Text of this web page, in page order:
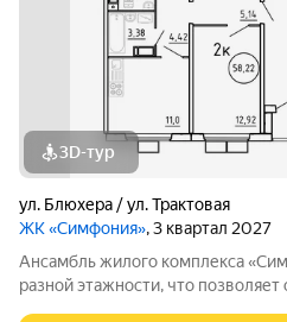
3D-тур
ул. Блюхера / ул. Трактовая
ЖК «Симфония», 3 квартал 2027
Ансамбль жилого комплекса
разной этажности, что